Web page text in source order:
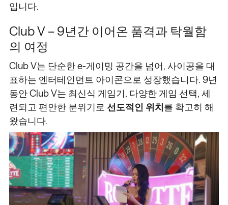
입니다.
Club V – 9년간 이어온 품격과 탁월함
의 여정
Club V는 단순한 e-게이밍 공간을 넘어, 사이공을 대
표하는 엔터테인먼트 아이콘으로 성장했습니다. 9년
동안 Club V는 최신식 게임기, 다양한 게임 선택, 세
련되고 편안한 분위기로선도적인 위치를 확고히 해
왔습니다.